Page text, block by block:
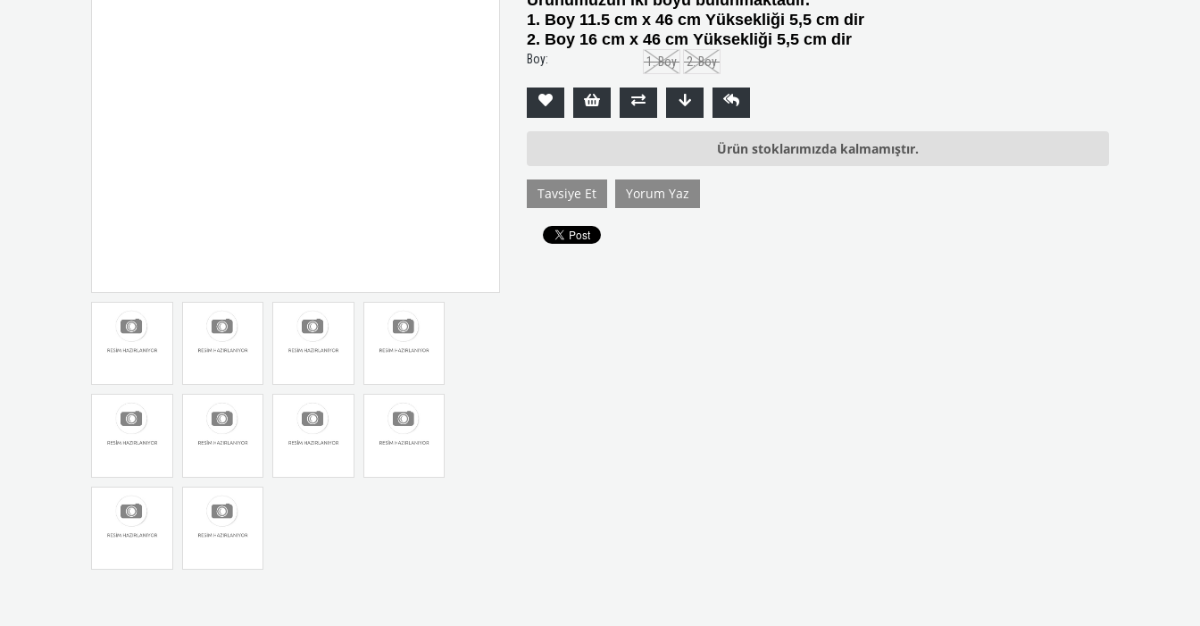
1. Boy 11.5 cm x 46 cm Yüksekliği 5,5 cm dir
2. Boy 16 cm x 46 cm Yüksekliği 5,5 cm dir
Boy: 1. Boy 2. Boy
Ürün stoklarımızda kalmamıştır.
Tavsiye Et Yorum Yaz